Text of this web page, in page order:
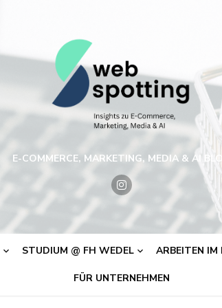
E-COMMERCE, MARKETING, MEDIA & AI
STUDIUM @ FH WEDEL ARBEITEN IM
FÜR UNTERNEHMEN